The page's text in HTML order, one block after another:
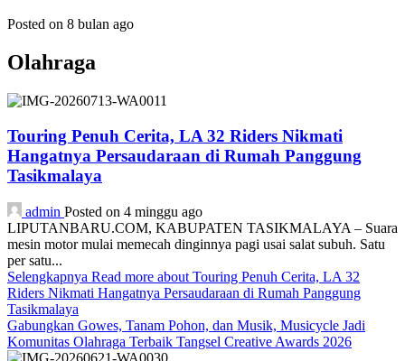
Posted on 8 bulan ago
Olahraga
Touring Penuh Cerita, LA 32 Riders Nikmati
Hangatnya Persaudaraan di Rumah Panggung
Tasikmalaya
admin Posted on 4 minggu ago
LIPUTANBARU.COM, KABUPATEN TASIKMALAYA – Suara
mesin motor mulai memecah dinginnya pagi usai salat subuh. Satu
per satu...
Selengkapnya Read more about Touring Penuh Cerita, LA 32
Riders Nikmati Hangatnya Persaudaraan di Rumah Panggung
Tasikmalaya
Gabungkan Gowes, Tanam Pohon, dan Musik, Musicycle Jadi
Komunitas Olahraga Terbaik Tangsel Creative Awards 2026